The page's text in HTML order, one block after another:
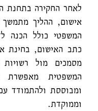
לאחר החקירה בתחנת
אישום, ההליך מתמשך
המשפטי כולל הכנה
כתב האישום, בחינת
מסמכים מול
המשפטית מאפשרת
ומבוססת ולהתמודד
וממוקדת.